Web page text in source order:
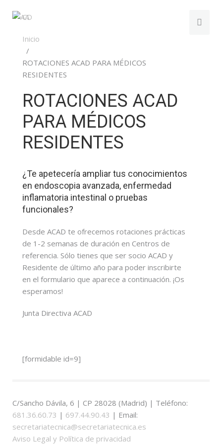
Inicio
ROTACIONES ACAD PARA MÉDICOS
RESIDENTES
ROTACIONES ACAD
PARA MÉDICOS
RESIDENTES
¿Te apetecería ampliar tus conocimientos
en endoscopia avanzada, enfermedad
inflamatoria intestinal o pruebas
funcionales?
Desde ACAD te ofrecemos rotaciones prácticas
de 1-2 semanas de duración en Centros de
referencia. Sólo tienes que ser socio ACAD y
Residente de último año para poder inscribirte
en el formulario que aparece a continuación. ¡Os
esperamos!
Junta Directiva ACAD
[formidable id=9]
C/Sancho Dávila, 6 | CP 28028 (Madrid) | Teléfono:
681.36.60.73 | 697.44.90.43 | Email:
secretariatecnica@secretariatecnica.es
Aviso Legal y Política de privacidad